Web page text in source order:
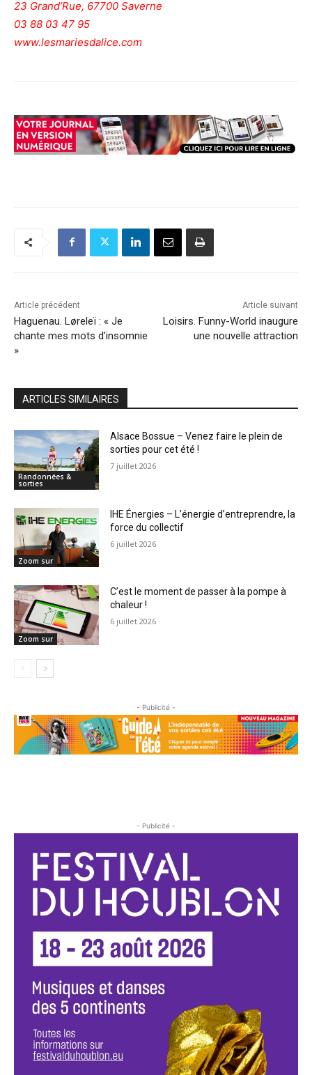
23 Grand’Rue, 67700 Saverne
03 88 03 47 95
www.lesmariesdalice.com
Article précédent
Haguenau. Løreleï : « Je
chante mes mots d’insomnie
»
Article suivant
Loisirs. Funny-World inaugure
une nouvelle attraction
ARTICLES SIMILAIRES
Randonnées &
sorties
Alsace Bossue – Venez faire le plein de
sorties pour cet été !
7 juillet 2026
Zoom sur
IHE Énergies – L’énergie d’entreprendre, la
force du collectif
6 juillet 2026
Zoom sur
C’est le moment de passer à la pompe à
chaleur !
6 juillet 2026
- Publicité -
- Publicité -